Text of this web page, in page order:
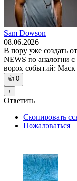
Sam Dowson
08.06.2026
В пору уже создать
NEWS по аналогии
ворох событий: Маск
👍 0
+
Ответить
Скопировать
Пожаловаться
—